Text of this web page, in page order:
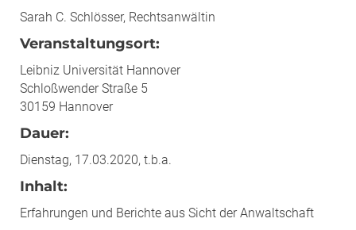
Sarah C. Schlösser, Rechtsanwältin
Veranstaltungsort:
Leibniz Universität Hannover
Schloßwender Straße 5
30159 Hannover
Dauer:
Dienstag, 17.03.2020, t.b.a.
Inhalt:
Erfahrungen und Berichte aus Sicht der Anwaltschaft